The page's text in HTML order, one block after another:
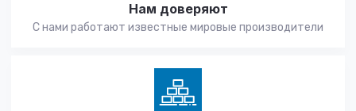
Нам доверяют
С нами работают известные мировые производители